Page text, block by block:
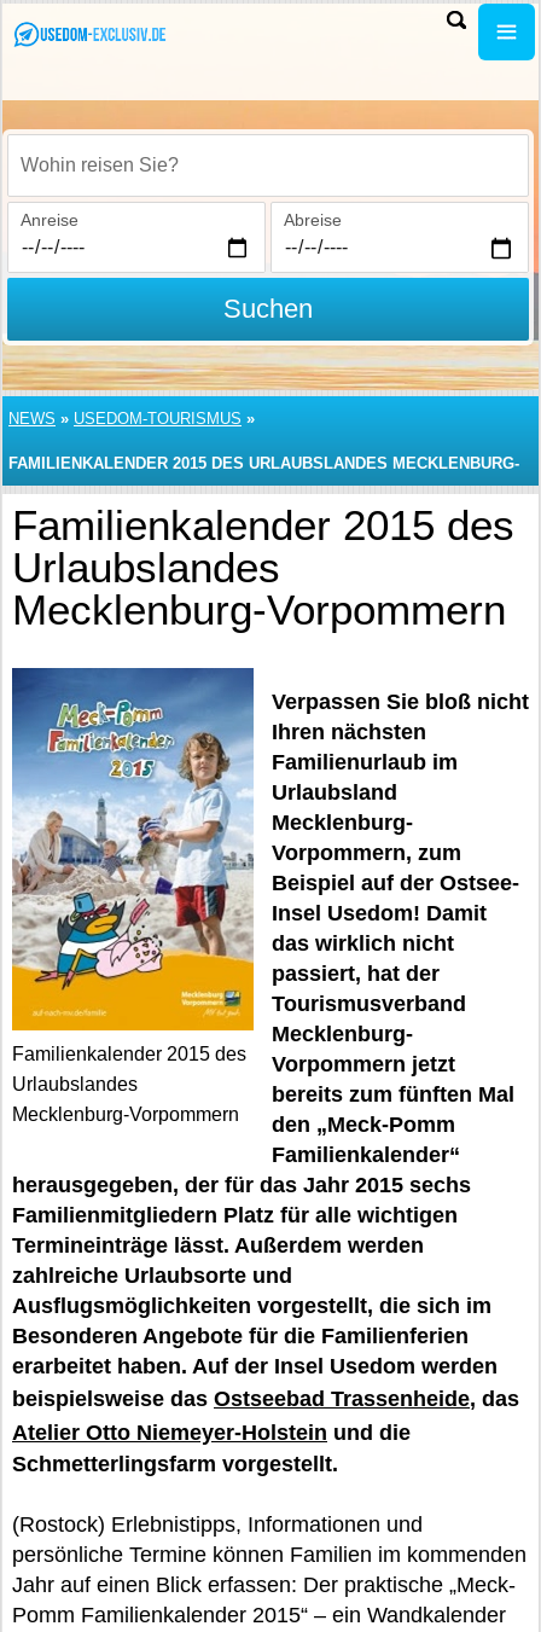
Wohin reisen Sie?
Anreise Abreise
Suchen
NEWS » USEDOM-TOURISMUS »
FAMILIENKALENDER 2015 DES URLAUBSLANDES MECKLENBURG-
VORPOMMERN
Familienkalender 2015 des
Urlaubslandes
Mecklenburg-Vorpommern
Familienkalender 2015 des
Urlaubslandes
Mecklenburg-Vorpommern
Verpassen Sie bloß nicht
Ihren nächsten
Familienurlaub im
Urlaubsland
Mecklenburg-
Vorpommern, zum
Beispiel auf der Ostsee-
Insel Usedom! Damit
das wirklich nicht
passiert, hat der
Tourismusverband
Mecklenburg-
Vorpommern jetzt
bereits zum fünften Mal
den „Meck-Pomm
Familienkalender“
herausgegeben, der für das Jahr 2015 sechs
Familienmitgliedern Platz für alle wichtigen
Termineinträge lässt. Außerdem werden
zahlreiche Urlaubsorte und
Ausflugsmöglichkeiten vorgestellt, die sich im
Besonderen Angebote für die Familienferien
erarbeitet haben. Auf der Insel Usedom werden
beispielsweise das Ostseebad Trassenheide, das
Atelier Otto Niemeyer-Holstein und die
Schmetterlingsfarm vorgestellt.
(Rostock) Erlebnistipps, Informationen und
persönliche Termine können Familien im kommenden
Jahr auf einen Blick erfassen: Der praktische „Meck-
Pomm Familienkalender 2015“ – ein Wandkalender